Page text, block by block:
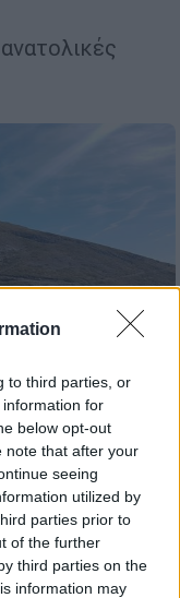
to third parties, or
for
below opt-out
note that after your
seeing
utilized by
parties prior to
of the further
third parties on the
information may
όρους
άγριο, με
εξακολουθεί